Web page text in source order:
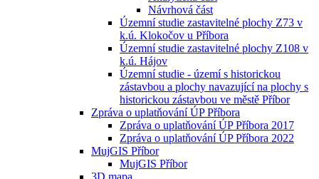
Návrhová část
Územní studie zastavitelné plochy Z73 v
k.ú. Klokočov u Příbora
Územní studie zastavitelné plochy Z108 v
k.ú. Hájov
Územní studie - území s historickou
zástavbou a plochy navazující na plochy s
historickou zástavbou ve městě Příbor
Zpráva o uplatňování ÚP Příbora
Zpráva o uplatňování ÚP Příbora 2017
Zpráva o uplatňování ÚP Příbora 2022
MujGIS Příbor
MujGIS Příbor
3D mapa